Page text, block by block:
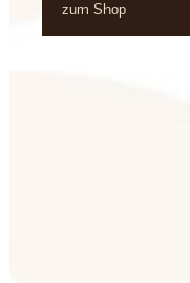
zum Shop